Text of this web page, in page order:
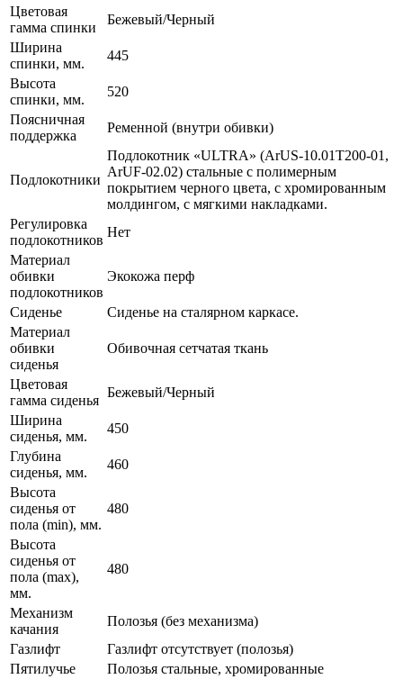
Цветовая
гамма спинки
Бежевый/Черный
Ширина
спинки, мм.
445
Высота
спинки, мм.
520
Поясничная
поддержка
Ременной (внутри обивки)
Подлокотники
Подлокотник «ULTRA» (ArUS-10.01T200-01,
ArUF-02.02) стальные с полимерным
покрытием черного цвета, c хромированным
молдингом, с мягкими накладками.
Регулировка
подлокотников
Нет
Материал
обивки
подлокотников
Экокожа перф
Сиденье
Сиденье на сталярном каркасе.
Материал
обивки
сиденья
Обивочная сетчатая ткань
Цветовая
гамма сиденья
Бежевый/Черный
Ширина
сиденья, мм.
450
Глубина
сиденья, мм.
460
Высота
сиденья от
пола (min), мм.
480
Высота
сиденья от
пола (mах),
мм.
480
Механизм
качания
Полозья (без механизма)
Газлифт
Газлифт отсутствует (полозья)
Пятилучье
Полозья стальные, хромированные